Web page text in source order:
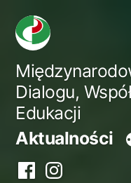
Przejdź
treści
Dialogu,
Edukacji
Aktualności
FacebookInstagram